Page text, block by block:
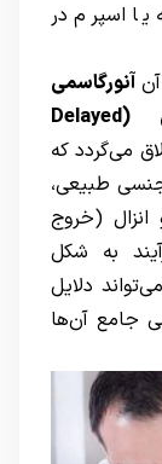
اسپرم در
آنورگاسمی
انزال دیررس (Delayed
می‌گردد که
طبیعی،
(خروج
به شکل
دلایل
جامع آن‌ها